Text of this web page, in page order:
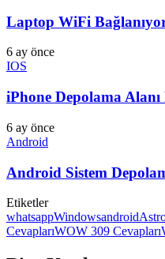
Laptop WiFi
6 ay önce
IOS
iPhone Depolama
6 ay önce
Android
Android Sistem
Etiketler
whatsappWindowsandroid
CevaplarıWOW 309 Cevapları